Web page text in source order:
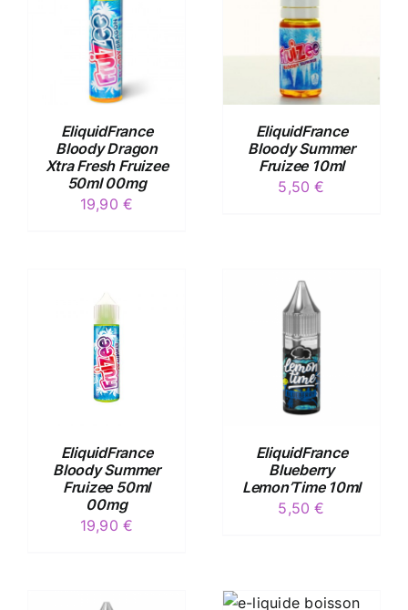
EliquidFrance
Bloody Dragon
Xtra Fresh Fruizee
50ml 00mg
19,90€
DÉTAILS
EliquidFrance
Bloody Summer
Fruizee 10ml
5,50€
EliquidFrance
Bloody Summer
Fruizee 50ml
00mg
19,90€
DÉTAILS
EliquidFrance
Blueberry
Lemon’Time 10ml
5,50€